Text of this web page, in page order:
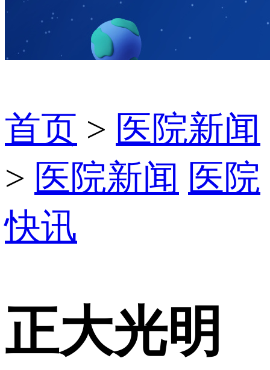
首页 > 医院新闻
> 医院新闻 医院
快讯
正大光明